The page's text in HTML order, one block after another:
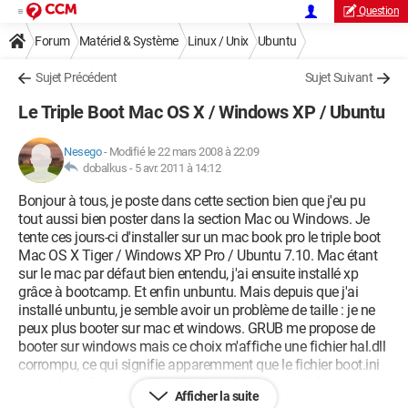
Question
Forum Matériel & Système Linux / Unix Ubuntu
Sujet Précédent Sujet Suivant
Le Triple Boot Mac OS X / Windows XP / Ubuntu
Nesego- Modifié le 22 mars 2008 à 22:09
dobalkus - 5 avr. 2011 à 14:12
Bonjour à tous, je poste dans cette section bien que j'eu pu
tout aussi bien poster dans la section Mac ou Windows. Je
tente ces jours-ci d'installer sur un mac book pro le triple boot
Mac OS X Tiger / Windows XP Pro / Ubuntu 7.10. Mac étant
sur le mac par défaut bien entendu, j'ai ensuite installé xp
grâce à bootcamp. Et enfin unbuntu. Mais depuis que j'ai
installé unbuntu, je semble avoir un problème de taille : je ne
peux plus booter sur mac et windows. GRUB me propose de
booter sur windows mais ce choix m'affiche une fichier hal.dll
corrompu, ce qui signifie apparemment que le fichier boot.ini
est mal configuré, pourtant tout semble comme il faut à
moins que je n'ai pas choisi la bonne partition. Bref, j'aimerais
Afficher la suite